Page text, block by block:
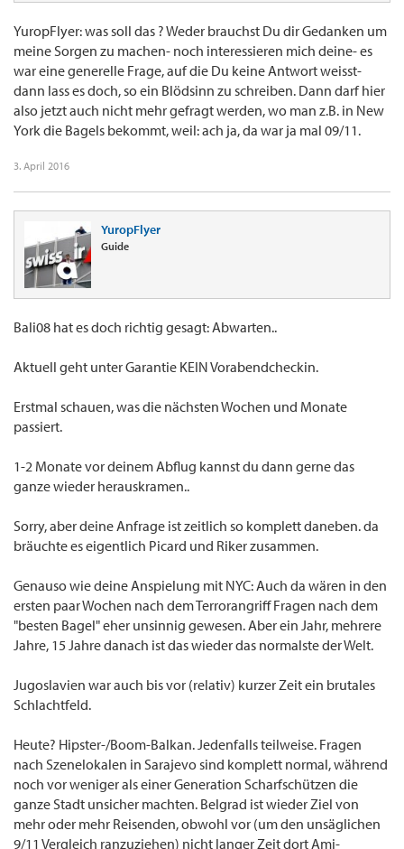
YuropFlyer: was soll das ? Weder brauchst Du dir Gedanken um
meine Sorgen zu machen- noch interessieren mich deine- es
war eine generelle Frage, auf die Du keine Antwort weisst-
dann lass es doch, so ein Blödsinn zu schreiben. Dann darf hier
also jetzt auch nicht mehr gefragt werden, wo man z.B. in New
York die Bagels bekommt, weil: ach ja, da war ja mal 09/11.
3. April 2016
YuropFlyer
Guide
Bali08 hat es doch richtig gesagt: Abwarten..
Aktuell geht unter Garantie KEIN Vorabendcheckin.
Erstmal schauen, was die nächsten Wochen und Monate
passiert.
1-2 Monate vor deinem Abflug kannst du dann gerne das
ganze wieder herauskramen..
Sorry, aber deine Anfrage ist zeitlich so komplett daneben. da
bräuchte es eigentlich Picard und Riker zusammen.
Genauso wie deine Anspielung mit NYC: Auch da wären in den
ersten paar Wochen nach dem Terrorangriff Fragen nach dem
"besten Bagel" eher unsinnig gewesen. Aber ein Jahr, mehrere
Jahre, 15 Jahre danach ist das wieder das normalste der Welt.
Jugoslavien war auch bis vor (relativ) kurzer Zeit ein brutales
Schlachtfeld.
Heute? Hipster-/Boom-Balkan. Jedenfalls teilweise. Fragen
nach Szenelokalen in Sarajevo sind komplett normal, während
noch vor weniger als einer Generation Scharfschützen die
ganze Stadt unsicher machten. Belgrad ist wieder Ziel von
mehr oder mehr Reisenden, obwohl vor (um den unsäglichen
9/11 Vergleich ranzuziehen) nicht langer Zeit dort Ami-